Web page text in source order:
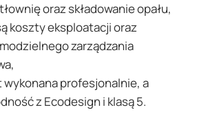
oraz składowanie opału,
koszty eksploatacji oraz
zarządzania
profesjonalnie, a
z Ecodesign i klasą 5.